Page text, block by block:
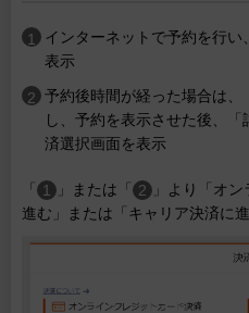
インターネットで予約を行
表示
予約後時間が経った場合は
し、予約を表示させた後、
済選択画面を表示
「 」または「
」より「オ
進む」または「キャリア決済に